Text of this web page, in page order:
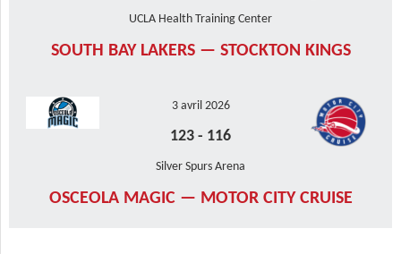
UCLA Health Training Center
SOUTH BAY LAKERS — STOCKTON KINGS
3 avril 2026
123 - 116
Silver Spurs Arena
OSCEOLA MAGIC — MOTOR CITY CRUISE